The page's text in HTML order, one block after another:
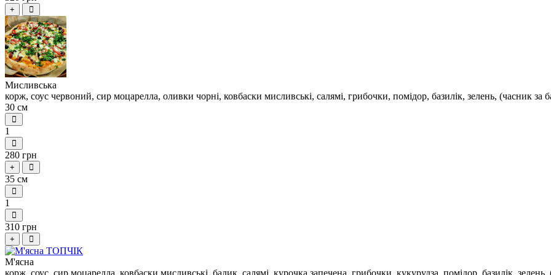
+
Мисливська
корж, соус червоний, сир моцарелла, оливки чорні, ковбаски мисливські, салямі, грибочки, помідор, базилік, зелень, (часник за
30 см
1
280 грн
+
35 см
1
310 грн
+
М'ясна
корж, соус, сир моцарелла, ковбаски мисливські, балик, салямі, курочка запечена, грибочки, кукурудза, помідор, базилік,